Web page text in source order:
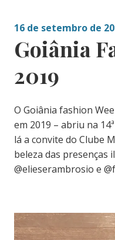
16 de setembro de
Goiânia
2019
O Goiânia fashion
em 2019 – abriu na
lá a convite do Clube
beleza das presenças
@elieserambrosio e